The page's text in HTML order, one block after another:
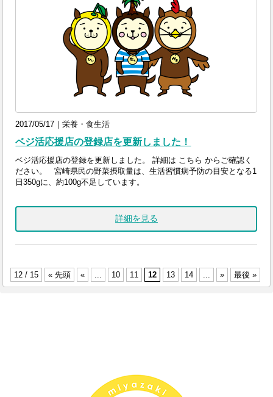
2017/05/17｜栄養・食生活
ベジ活応援店の登録店を更新しました！
ベジ活応援店の登録を更新しました。 詳細は こちら からご確認く
ださい。 宮崎県民の野菜摂取量は、生活習慣病予防の目安となる1
日350gに、約100g不足しています。
詳細を見る
12 / 15 « 先頭 « ... 10 11 12 13 14 ... » 最後 »